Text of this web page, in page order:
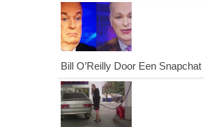
Bill O’Reilly Door Een Snapchat